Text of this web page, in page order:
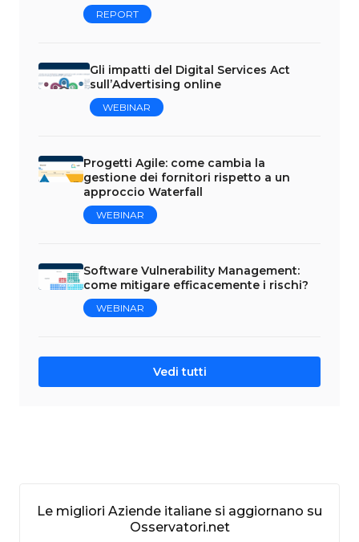
REPORT
Gli impatti del Digital Services Act
sull’Advertising online
WEBINAR
Progetti Agile: come cambia la
gestione dei fornitori rispetto a un
approccio Waterfall
WEBINAR
Software Vulnerability Management:
come mitigare efficacemente i rischi?
WEBINAR
Vedi tutti
Le migliori Aziende italiane si aggiornano su
Osservatori.net